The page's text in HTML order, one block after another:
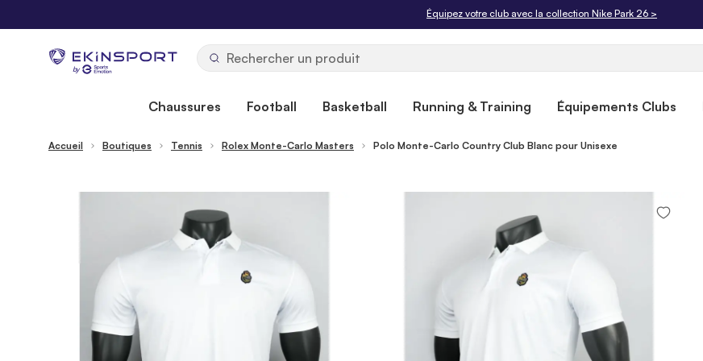
Livraison offerte dès 50€. Retours gratuits sous 30 jours.
by
Chaussures Football Basketball Running & Training Équipements Clubs
Accueil Boutiques Tennis Rolex Monte-Carlo Masters Polo Monte-Carlo Country Club Blanc pour Unisexe